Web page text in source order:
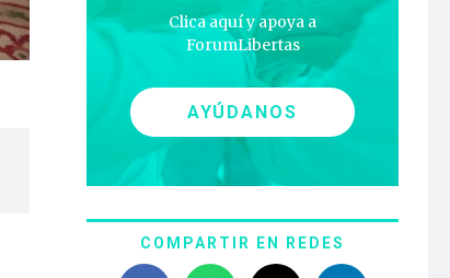
Clica aquí y apoya a
ForumLibertas
AYÚDANOS
COMPARTIR EN REDES